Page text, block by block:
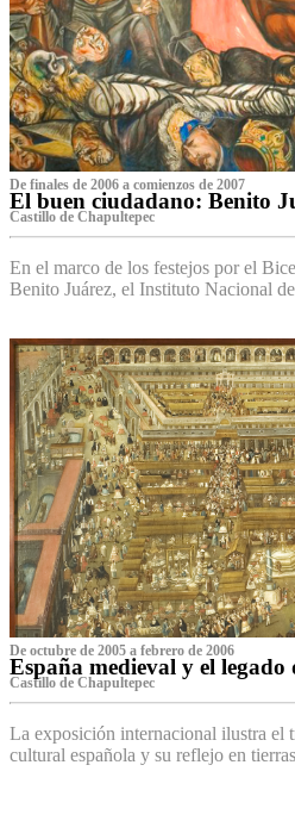
De finales de 2006 a comienzos de 2007
El buen ciudadano: Benito
Castillo de Chapultepec
En el marco de los festejos por el
Benito Juárez, el Instituto Nacional
De octubre de 2005 a febrero de 2006
España medieval y el legado
Castillo de Chapultepec
La exposición internacional ilustra el
cultural española y su reflejo en